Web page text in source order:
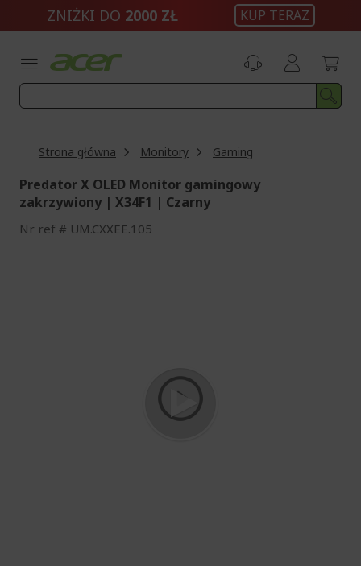
ZNIŻKI DO 2000 ZŁ KUP TERAZ
Strona główna Monitory Gaming
Predator X OLED Monitor gamingowy
zakrzywiony | X34F1 | Czarny
Nr ref UM.CXXEE.105